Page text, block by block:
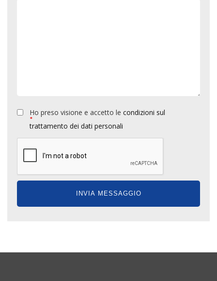
*
Ho preso visione e accetto le condizioni sul
trattamento dei dati personali